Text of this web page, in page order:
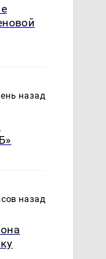
назад
назад